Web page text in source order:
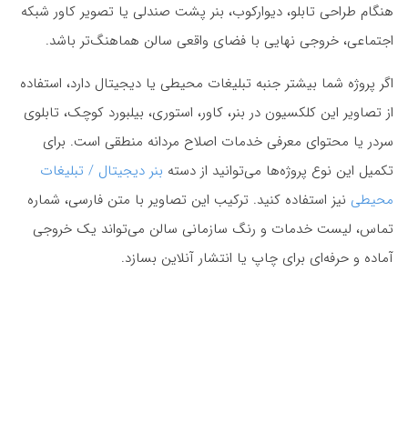
هنگام طراحی تابلو، دیوارکوب، بنر پشت صندلی یا تصویر کاور شبکه
اجتماعی، خروجی نهایی با فضای واقعی سالن هماهنگ‌تر باشد.
اگر پروژه شما بیشتر جنبه تبلیغات محیطی یا دیجیتال دارد، استفاده
از تصاویر این کلکسیون در بنر، کاور، استوری، بیلبورد کوچک، تابلوی
سردر یا محتوای معرفی خدمات اصلاح مردانه منطقی است. برای
تکمیل این نوع پروژه‌ها می‌توانید از دسته بنر دیجیتال / تبلیغات
محیطی نیز استفاده کنید. ترکیب این تصاویر با متن فارسی، شماره
تماس، لیست خدمات و رنگ سازمانی سالن می‌تواند یک خروجی
آماده و حرفه‌ای برای چاپ یا انتشار آنلاین بسازد.